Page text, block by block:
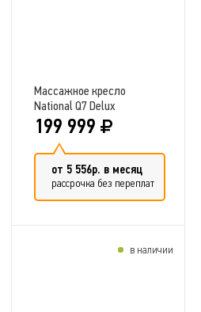
Массажное кресло
National Q7 Delux
199 999
от 5 556р. в месяц
рассрочка без переплат
в наличии